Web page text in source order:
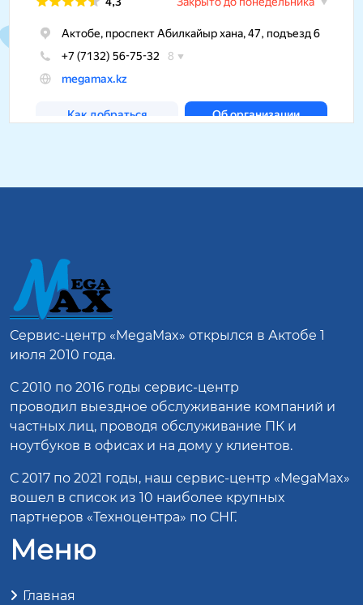
Сервис-центр «MegaMax» открылся в Актобе 1
июля 2010 года.
С 2010 по 2016 годы сервис-центр
проводил выездное обслуживание компаний и
частных лиц, проводя обслуживание ПК и
ноутбуков в офисах и на дому у клиентов.
С 2017 по 2021 годы, наш сервис-центр «MegaMax»
вошел в список из 10 наиболее крупных
партнеров «Техноцентра» по СНГ.
Меню
Главная